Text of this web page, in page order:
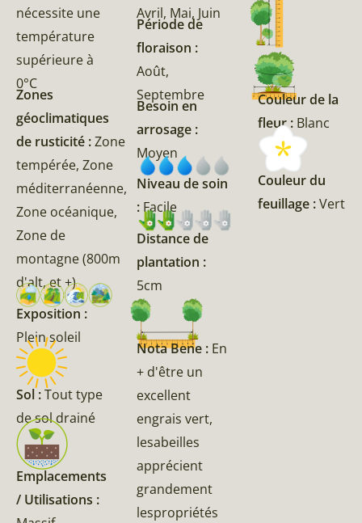
nécessite une
température
supérieure à
0°C
Zones
géoclimatiques
de rusticité :Zone
tempérée, Zone
méditerranéenne,
Zone océanique,
Zone de
montagne (800m
d'alt, et +)
Exposition :
Plein soleil
Sol :Tout type
de sol drainé
Emplacements
/ Utilisations :
Avril, Mai, Juin
Période de
floraison :
Août,
Septembre
Besoin en
arrosage :
Moyen
Niveau de soin
: Facile
Distance de
plantation :
5cm
Nota Bene : En
+ d'être un
excellent
engrais vert,
lesabeilles
apprécient
grandement
lespropriétés
Couleur de la
fleur : Blanc
Couleur du
feuillage :Vert